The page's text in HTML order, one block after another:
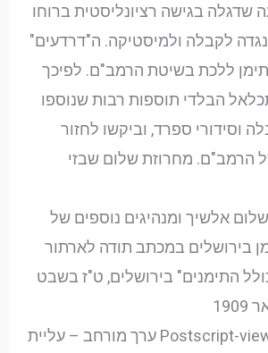
שדגלה בגישה רציונליסטית ברוחו
לקבלה ולמיסטיקה. ה"דרדעים"
תימן ללכת בשיטת הרמב"ם. לפיכך
הבלדי תוספות רבות שנוספו
וסידורי ספרד, וביקשו לחזור
הרמב"ם. מחרוזת שלום שבזי
אלשיך ומנהיגים נוספים של
בירושלים במכתב תודה לארתור
התימנים" בירושלים, ט"ז בשבט
Postscript-viewer-shaded.png ערך מורחב – עליית